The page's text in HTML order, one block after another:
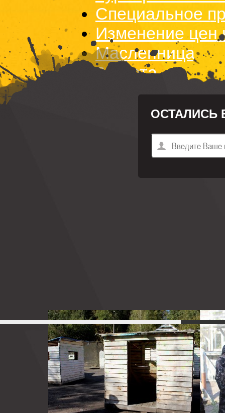
Специальное
Изменение цен
Масленница
8 марта
ОСТАЛИСЬ